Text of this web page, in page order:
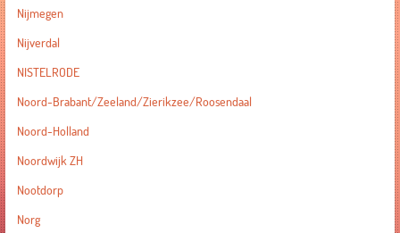
Nijmegen
Nijverdal
NISTELRODE
Noord-Brabant/Zeeland/Zierikzee/Roosendaal
Noord-Holland
Noordwijk ZH
Nootdorp
Norg